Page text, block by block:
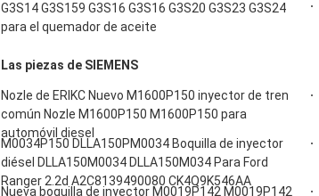
G3S14 G3S159 G3S16 G3S16 G3S20 G3S23 G3S24
para el quemador de aceite
Las piezas de SIEMENS
Nozle de ERIKC Nuevo M1600P150 inyector de tren
común Nozle M1600P150 M1600P150 para
automóvil diesel
M0034P150 DLLA150PM0034 Boquilla de inyector
diésel DLLA150M0034 DLLA150M034 Para Ford
Ranger 2.2d A2C8139490080 CK4Q9K546AA
Nueva boquilla de inyector M0019P142 M0019P142